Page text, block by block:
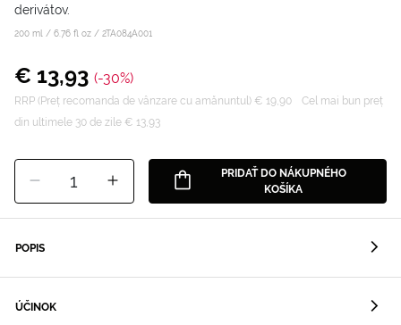
derivátov.
200 ml / 6.76 fl oz / 2TA084A001
€ 13,93 (-30%)
RRP (Preț recomanda de vânzare cu amănuntul) € 19,90
Cel mai bun preț
din ultimele 30 de zile € 13,93
1
PRIDAŤ DO NÁKUPNÉHO
KOŠÍKA
POPIS
ÚČINOK